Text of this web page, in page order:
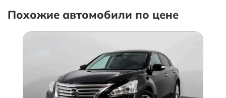
Похожие автомобили по цене